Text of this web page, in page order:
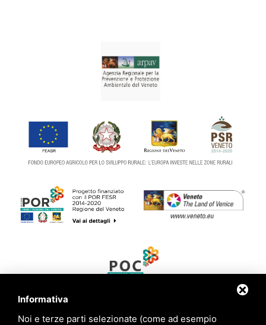
Informativa
Noi e terze parti selezionate (come ad esempio